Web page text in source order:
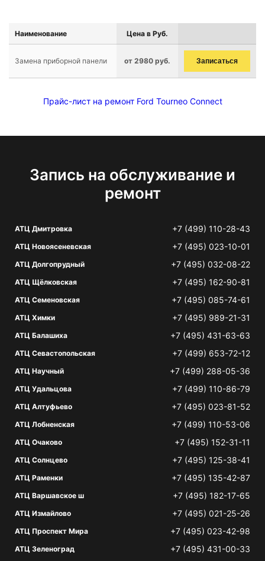
Наименование Цена в Руб.
Замена приборной панели от 2980 руб. Записаться
Прайс-лист на ремонт Ford Tourneo Connect
Запись на обслуживание и
ремонт
АТЦ Дмитровка +7 (499) 110-28-43
АТЦ Новоясеневская +7 (495) 023-10-01
АТЦ Долгопрудный +7 (495) 032-08-22
АТЦ Щёлковская +7 (495) 162-90-81
АТЦ Семеновская +7 (495) 085-74-61
АТЦ Химки +7 (495) 989-21-31
АТЦ Балашиха +7 (495) 431-63-63
АТЦ Севастопольская +7 (499) 653-72-12
АТЦ Научный +7 (499) 288-05-36
АТЦ Удальцова +7 (499) 110-86-79
АТЦ Алтуфьево +7 (495) 023-81-52
АТЦ Лобненская +7 (499) 110-53-06
АТЦ Очаково +7 (495) 152-31-11
АТЦ Солнцево +7 (495) 125-38-41
АТЦ Раменки +7 (495) 135-42-87
АТЦ Варшавское ш +7 (495) 182-17-65
АТЦ Измайлово +7 (495) 021-25-26
АТЦ Проспект Мира +7 (495) 023-42-98
АТЦ Зеленоград +7 (495) 431-00-33